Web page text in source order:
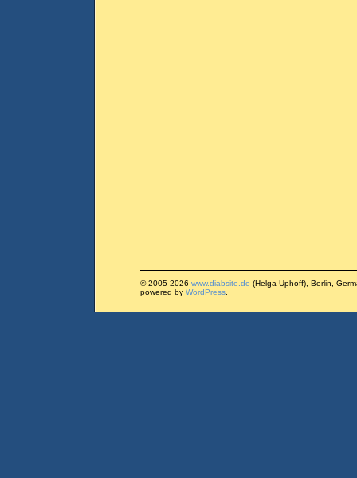
© 2005-2026 www.diabsite.de (Helga Uphoff), Berlin,
powered by WordPress.